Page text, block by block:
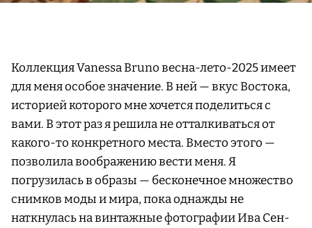
Коллекция Vanessa Bruno весна-лето-2025 имеет
для меня особое значение. В ней — вкус Востока,
историей которого мне хочется поделиться с
вами. В этот раз я решила не отталкиваться от
какого-то конкретного места. Вместо этого —
позволила воображению вести меня. Я
погрузилась в образы — бесконечное множество
снимков моды и мира, пока однажды не
наткнулась на винтажные фотографии Ива Сен-